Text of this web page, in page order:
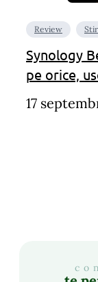
Review
Synology
pe orice,
17